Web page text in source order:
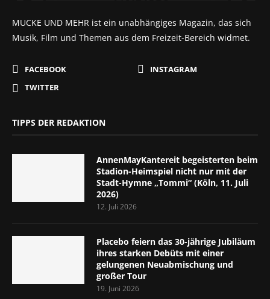
MUCKE UND MEHR ist ein unabhängiges Magazin, das sich
Musik, Film und Themen aus dem Freizeit-Bereich widmet.
FACEBOOK
INSTAGRAM
TWITTER
TIPPS DER REDAKTION
AnnenMayKantereit begeisterten beim
Stadion-Heimspiel nicht nur mit der
Stadt-Hymne „Tommi“ (Köln, 11. Juli
2026)
12. Juli 2026
Placebo feiern das 30-jährige Jubiläum
ihres starken Debüts mit einer
gelungenen Neuabmischung und
großer Tour
19. Juni 2026